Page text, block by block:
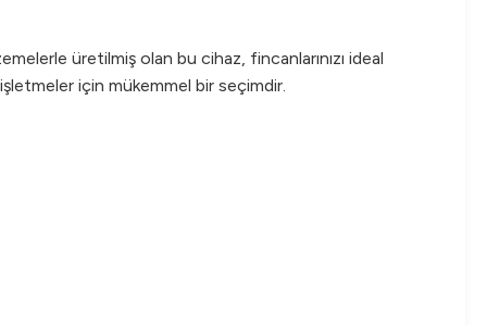
üretilmiş olan bu cihaz, fincanlarınızı ideal
için mükemmel bir seçimdir.